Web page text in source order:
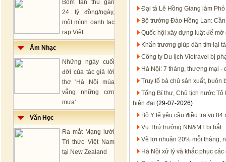
Bom tấn thu gần
24 tỷ đồng/ngày,
một mình oanh tạc
rạp Việt
Âm Nhạc
Những ngày cuối
đời của tác giả lời
thơ 'Hà Nội mùa
vắng những cơn
mưa'
Văn Học
Ra mắt Mạng lưới
Tri thức Việt Nam
tại New Zealand
Đại tá Lê Hồng Giang làm
Bộ trưởng Đào Hồng Lan:
Quốc hội xây dựng luật để
Khẩn trương giúp dân tìm lại
Công ty Du lịch Vietravel bị
Hà Nội: 7 tháng, thương mại -
Truy tố bà chủ sản xuất, buôn
Tổng Bí thư, Chủ tịch nước
hiện đại (29-07-2026)
Bộ Y tế yêu cầu điều tra vụ
Vụ Thứ trưởng NN&MT bị bắt:
Vẽ lợi nhuận 20% mỗi tháng,
Hà Nội xử lý và khắc phục